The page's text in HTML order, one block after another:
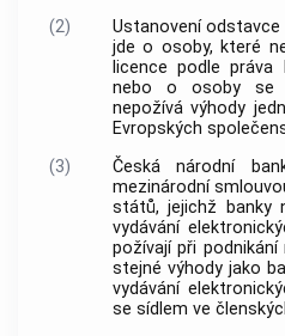
(2)
Ustanovení
jde o osoby, které
licence podle práva
nebo o osoby se
nepožívá výhody
Evropských
(3)
Česká národní
mezinárodní
států, jejichž banky
vydávání
požívají při
stejné výhody jako
vydávání
se sídlem ve